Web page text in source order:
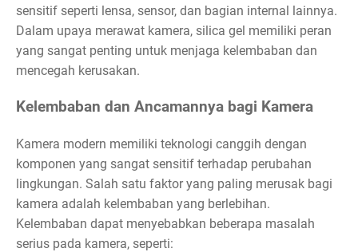
sensitif seperti lensa, sensor, dan bagian internal lainnya.
Dalam upaya merawat kamera, silica gel memiliki peran
yang sangat penting untuk menjaga kelembaban dan
mencegah kerusakan.
Kelembaban dan Ancamannya bagi Kamera
Kamera modern memiliki teknologi canggih dengan
komponen yang sangat sensitif terhadap perubahan
lingkungan. Salah satu faktor yang paling merusak bagi
kamera adalah kelembaban yang berlebihan.
Kelembaban dapat menyebabkan beberapa masalah
serius pada kamera, seperti: